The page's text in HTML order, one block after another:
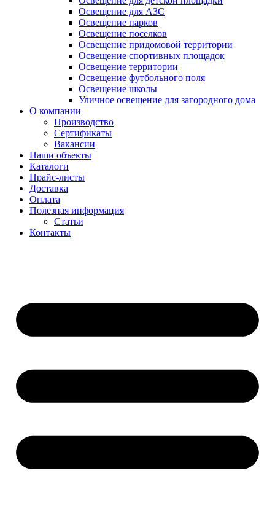
Освещение для АЗС
Освещение парков
Освещение поселков
Освещение придомовой территории
Освещение спортивных площадок
Освещение территории
Освещение футбольного поля
Освещение школы
Уличное освещение для загородного дома
О компании
Производство
Сертификаты
Вакансии
Наши объекты
Каталоги
Прайс-листы
Доставка
Оплата
Полезная информация
Статьи
Контакты